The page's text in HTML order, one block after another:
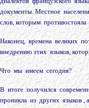
документы. Местное
слов, которым
Наконец, времена великих
внедрению этих языков,
Что мы имеем сегодня?
В итоге получился
проникла из других языков ,